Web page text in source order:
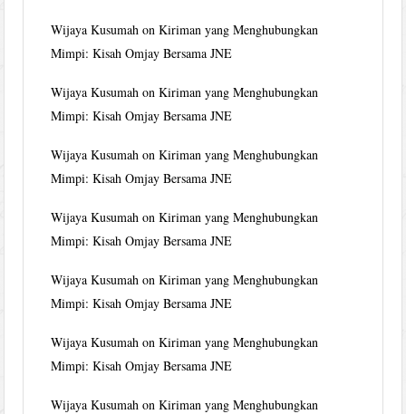
Wijaya Kusumah onKiriman yang Menghubungkan
Mimpi: Kisah Omjay Bersama JNE
Wijaya Kusumah onKiriman yang Menghubungkan
Mimpi: Kisah Omjay Bersama JNE
Wijaya Kusumah onKiriman yang Menghubungkan
Mimpi: Kisah Omjay Bersama JNE
Wijaya Kusumah onKiriman yang Menghubungkan
Mimpi: Kisah Omjay Bersama JNE
Wijaya Kusumah onKiriman yang Menghubungkan
Mimpi: Kisah Omjay Bersama JNE
Wijaya Kusumah onKiriman yang Menghubungkan
Mimpi: Kisah Omjay Bersama JNE
Wijaya Kusumah onKiriman yang Menghubungkan